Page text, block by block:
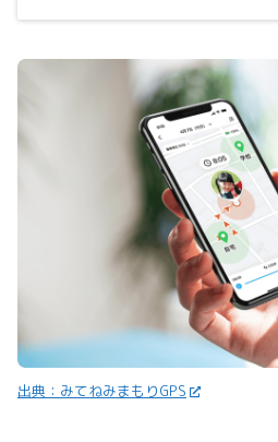
出典：みてねみまもりGPS